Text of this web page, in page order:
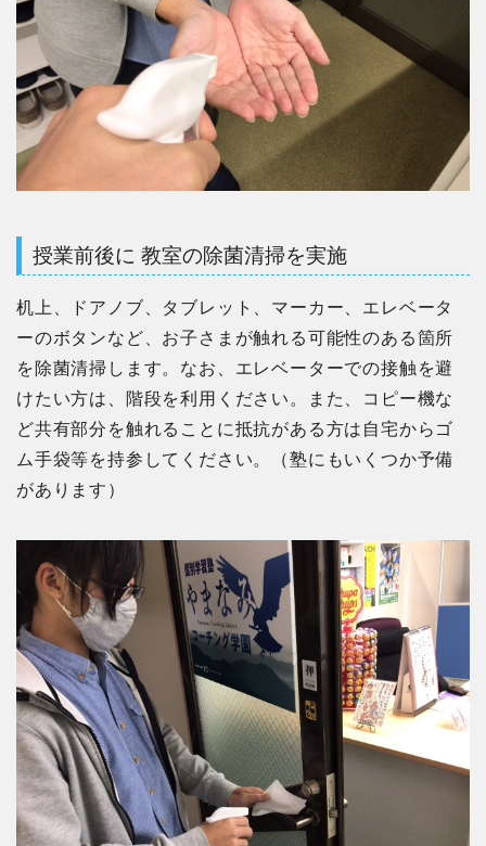
授業前後に 教室の除菌清掃を実施
机上、ドアノブ、タブレット、マーカー、エレベータ
ーのボタンなど、お子さまが触れる可能性のある箇所
を除菌清掃します。なお、エレベーターでの接触を避
けたい方は、階段を利用ください。また、コピー機な
ど共有部分を触れることに抵抗がある方は自宅からゴ
ム手袋等を持参してください。（塾にもいくつか予備
があります）